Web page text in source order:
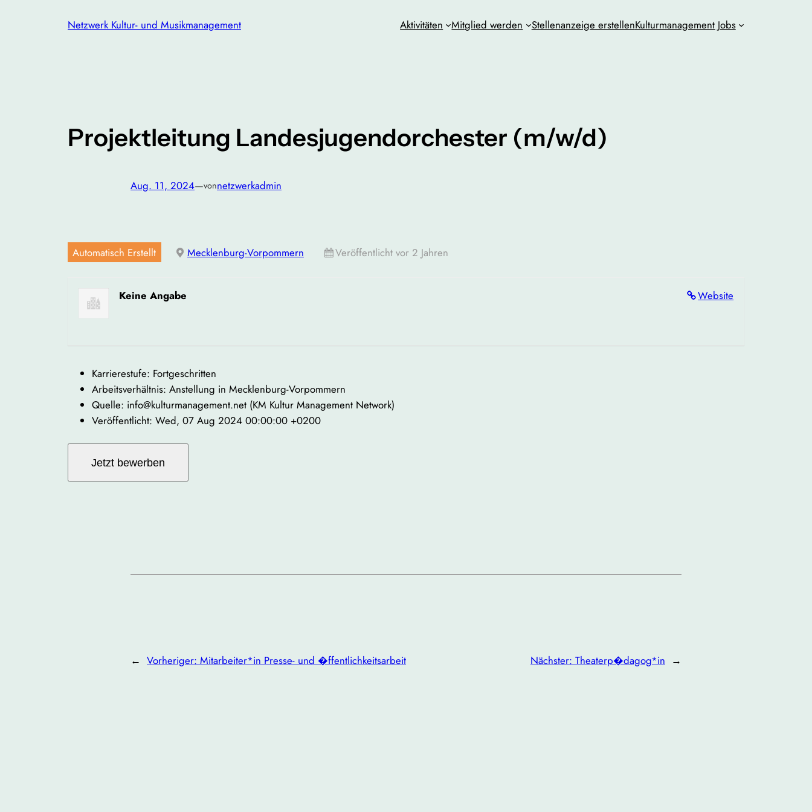
Netzwerk Kultur- und Musikmanagement Aktivitäten Mitglied werden Stellenanzeige erstellenKulturmanagement Jobs
Projektleitung Landesjugendorchester (m/w/d)
Aug. 11, 2024—vonnetzwerkadmin
Automatisch Erstellt Mecklenburg-Vorpommern Veröffentlicht vor 2 Jahren
Website
Keine Angabe
Karrierestufe: Fortgeschritten
Arbeitsverhältnis: Anstellung in Mecklenburg-Vorpommern
Quelle: info@kulturmanagement.net (KM Kultur Management Network)
Veröffentlicht: Wed, 07 Aug 2024 00:00:00 +0200
← Vorheriger: Mitarbeiter*in Presse- und �ffentlichkeitsarbeit Nächster: Theaterp�dagog*in →